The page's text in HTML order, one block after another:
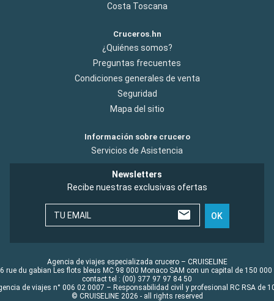
Costa Toscana
Cruceros.hn
¿Quiénes somos?
Preguntas frecuentes
Condiciones generales de venta
Seguridad
Mapa del sitio
Información sobre crucero
Servicios de Asistencia
Newsletters
Recibe nuestras exclusivas ofertas
TU EMAIL OK
Agencia de viajes especializada crucero – CRUISELINE
rue du gabian Les flots bleus MC 98 000 Monaco SAM con un capital de 150 000
contact tel : (00) 377 97 97 84 50
de viajes n° 006 02 0007 – Responsabilidad civil y profesional RC RSA de
© CRUISELINE 2026 - all rights reserved